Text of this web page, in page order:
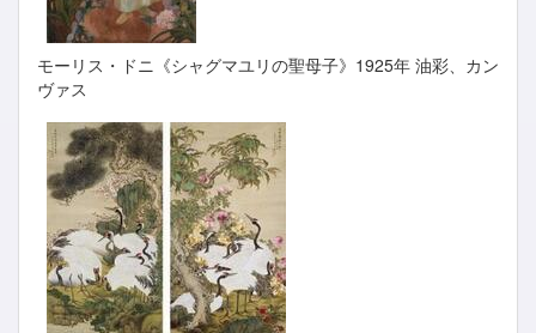
モーリス・ドニ《シャグマユリの聖母子》1925年 油彩、カン
ヴァス